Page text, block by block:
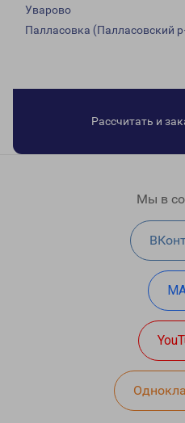
Уварово
Палласовка (Палласовский
Рассчитать и
Мы в